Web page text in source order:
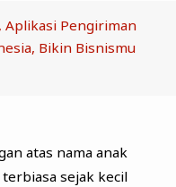
Aplikasi Pengiriman
Bikin Bisnismu
atas nama anak
sejak kecil